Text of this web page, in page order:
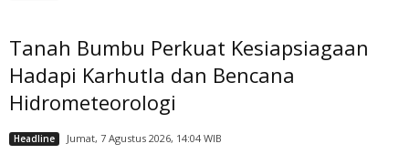
Tanah Bumbu Perkuat Kesiapsiagaan
Hadapi Karhutla dan Bencana
Hidrometeorologi
Headline Jumat, 7 Agustus 2026, 14:04 WIB